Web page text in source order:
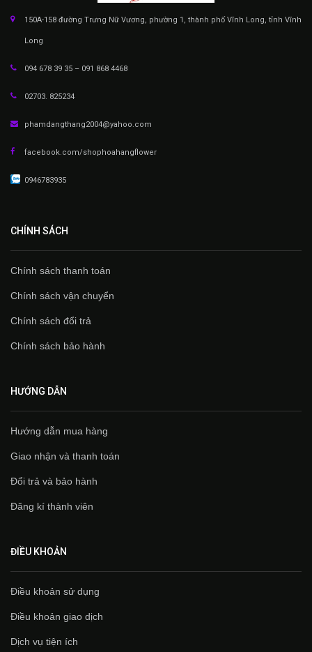
150A-158 đường Trưng Nữ Vương, phường 1, thành phố Vĩnh Long, tỉnh Vĩnh
Long
094 678 39 35 – 091 868 4468
02703. 825234
phamdangthang2004@yahoo.com
facebook.com/shophoahangflower
0946783935
CHÍNH SÁCH
Chính sách thanh toán
Chính sách vận chuyển
Chính sách đổi trả
Chính sách bảo hành
HƯỚNG DẪN
Hướng dẫn mua hàng
Giao nhận và thanh toán
Đổi trả và bảo hành
Đăng kí thành viên
ĐIỀU KHOẢN
Điều khoản sử dụng
Điều khoản giao dịch
Dịch vụ tiện ích